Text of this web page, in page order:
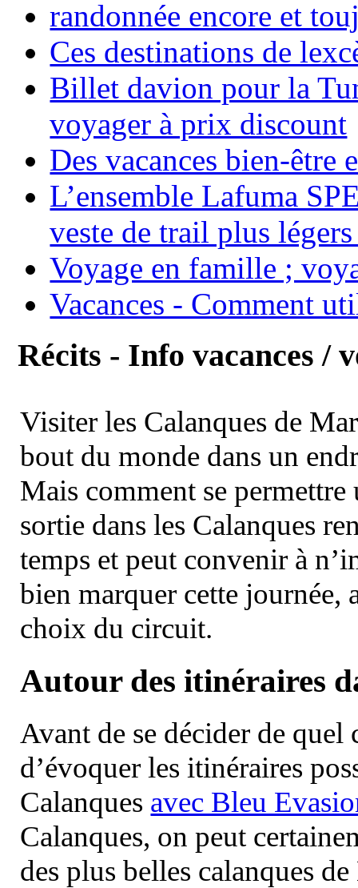
randonnée encore et
Ces destinations de
Billet davion pour la
voyager à prix discount
Des vacances bien-être
L’ensemble Lafuma
veste de trail plus
Voyage en famille ;
Vacances - Comment
Récits - Info vacances /
Visiter les Calanques de
bout du monde dans un
Mais comment se permettre
sortie dans les Calanques
temps et peut convenir à
bien marquer cette journée,
choix du circuit.
Autour des itinéraires
Avant de se décider de
d’évoquer les itinéraires
Calanques avec Bleu
Calanques, on peut
des plus belles calanques